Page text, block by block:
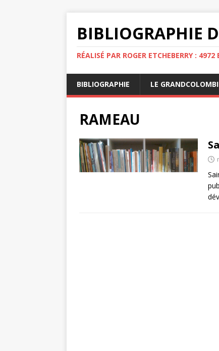
BIBLIOGRAPHIE
RÉALISÉ PAR ROGER ETCHEBERRY : 4972
BIBLIOGRAPHIE LE
RAMEAU